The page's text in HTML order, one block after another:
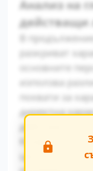
Анализ на
действащи
В
разкриват
основните
използва
похвати за
директна
действия и
Конфликтът
ценности и